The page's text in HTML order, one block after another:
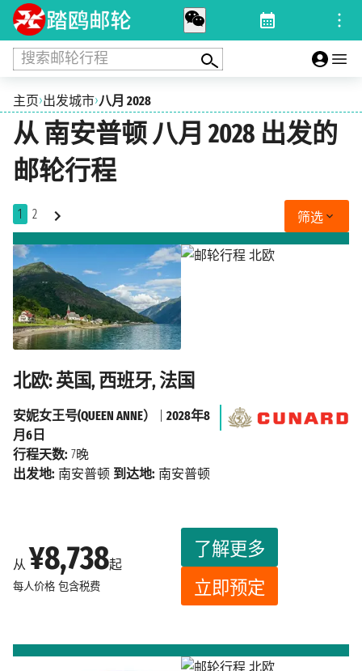
搜索邮轮行程
主页›出发城市›八月 2028
从 南安普顿 八月 2028 出发的
邮轮行程
1 2 筛选
北欧: 英国, 西班牙, 法国
从 ¥8,738起
每人价格 包含税费
了解更多
立即预定
安妮女王号(QUEEN ANNE）
2028年8
月6日
行程天数: 7晚
出发地: 南安普顿 到达地: 南安普顿